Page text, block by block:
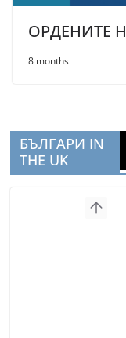
ОРДЕНИТЕ
8 months
БЪЛГАРИ IN
THE UK